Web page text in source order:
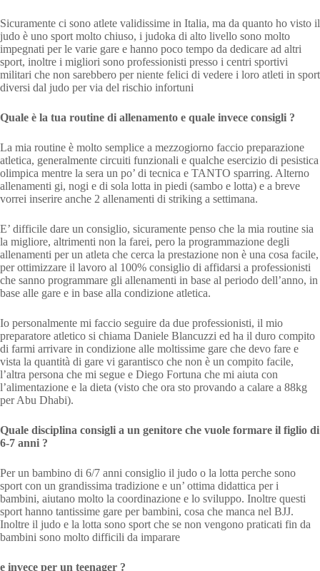
Sicuramente ci sono atlete validissime in Italia, ma da quanto ho visto il
judo è uno sport molto chiuso, i judoka di alto livello sono molto
impegnati per le varie gare e hanno poco tempo da dedicare ad altri
sport, inoltre i migliori sono professionisti presso i centri sportivi
militari che non sarebbero per niente felici di vedere i loro atleti in sport
diversi dal judo per via del rischio infortuni
Quale è la tua routine di allenamento e quale invece consigli ?
La mia routine è molto semplice a mezzogiorno faccio preparazione
atletica, generalmente circuiti funzionali e qualche esercizio di pesistica
olimpica mentre la sera un po’ di tecnica e TANTO sparring. Alterno
allenamenti gi, nogi e di sola lotta in piedi (sambo e lotta) e a breve
vorrei inserire anche 2 allenamenti di striking a settimana.
E’ difficile dare un consiglio, sicuramente penso che la mia routine sia
la migliore, altrimenti non la farei, pero la programmazione degli
allenamenti per un atleta che cerca la prestazione non è una cosa facile,
per ottimizzare il lavoro al 100% consiglio di affidarsi a professionisti
che sanno programmare gli allenamenti in base al periodo dell’anno, in
base alle gare e in base alla condizione atletica.
Io personalmente mi faccio seguire da due professionisti, il mio
preparatore atletico si chiama Daniele Blancuzzi ed ha il duro compito
di farmi arrivare in condizione alle moltissime gare che devo fare e
vista la quantità di gare vi garantisco che non è un compito facile,
l’altra persona che mi segue e Diego Fortuna che mi aiuta con
l’alimentazione e la dieta (visto che ora sto provando a calare a 88kg
per Abu Dhabi).
Quale disciplina consigli a un genitore che vuole formare il figlio di
6-7 anni ?
Per un bambino di 6/7 anni consiglio il judo o la lotta perche sono
sport con un grandissima tradizione e un’ ottima didattica per i
bambini, aiutano molto la coordinazione e lo sviluppo. Inoltre questi
sport hanno tantissime gare per bambini, cosa che manca nel BJJ.
Inoltre il judo e la lotta sono sport che se non vengono praticati fin da
bambini sono molto difficili da imparare
e invece per un teenager ?